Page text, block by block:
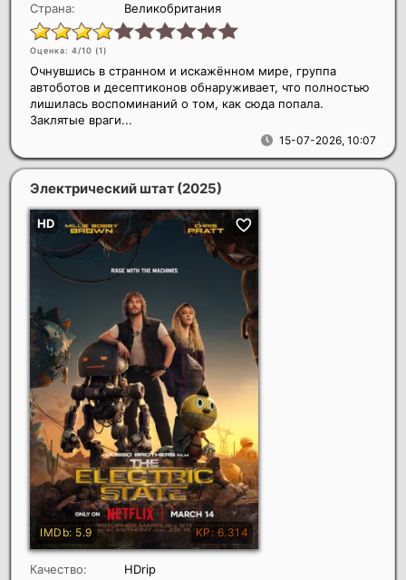
Страна:
Великобритания
Оценка: 4/10 (1)
15-07-2026, 10:07
Очнувшись в странном и искажённом мире, группа
автоботов и десептиконов обнаруживает, что полностью
лишилась воспоминаний о том, как сюда попала.
Заклятые враги...
Электрический штат (2025)
Качество: HDrip